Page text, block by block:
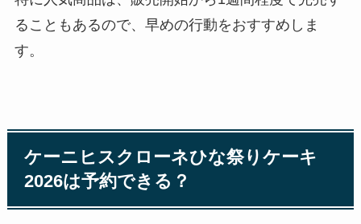
ることもあるので、早めの行動をおすすめしま
す。
ケーニヒスクローネひな祭りケーキ
2026は予約できる？